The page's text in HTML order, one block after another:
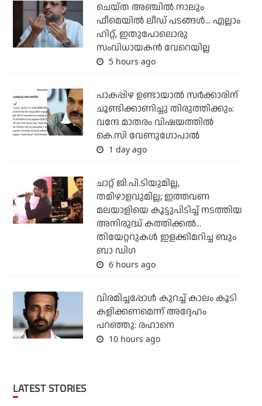
ചെയ്ത അഞ്ചില്‍ നാലും
ഫീമെയില്‍ ലീഡ് പടങ്ങള്‍... എല്ലാം
ഹിറ്റ്, ഇതുപോലൊരു
സംവിധായകന്‍ വേറെയില്ല
5 hours ago
പാകപ്പിഴ ഉണ്ടായാല്‍ സര്‍ക്കാരിന്
ചൂണ്ടിക്കാണിച്ചു തിരുത്തിക്കും:
വന്ദേ മാതരം വിഷയത്തില്‍
കെ.സി വേണുഗോപാല്‍
1 day ago
ചാറ്റ് ജി.പി.ടിയുമില്ല,
തമിഴാളവുമില്ല; ഇത്തവണ
മലയാളിയെ കൂട്ടുപിടിച്ച് നടത്തിയ
അനിരുദ്ധ് കത്തിക്കല്‍...
തിയേറ്ററുകള്‍ ഇളക്കിമറിച്ച ബും
ബാ ഡിഗ
6 hours ago
വിരമിച്ചപ്പോള്‍ കുറച്ച് കാലം കൂടി
കളിക്കണമെന്ന് അദ്ദേഹം
പറഞ്ഞു: രഹാനെ
10 hours ago
LATEST STORIES